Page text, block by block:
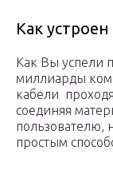
Как
Как Вы успели
миллиарды
кабели
соединяя
пользователю,
простым